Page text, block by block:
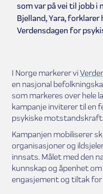
som var på vei til jobb i
Bjelland, Yara,
Verdensdagen for
I Norge markerer vi
en nasjonal
som markeres over hele
kampanje inviterer til en
psykiske motstandskraft
Kampanjen mobiliserer
organisasjoner og
innsats. Målet med den
kunnskap og åpenhet
engasjement og tiltak for